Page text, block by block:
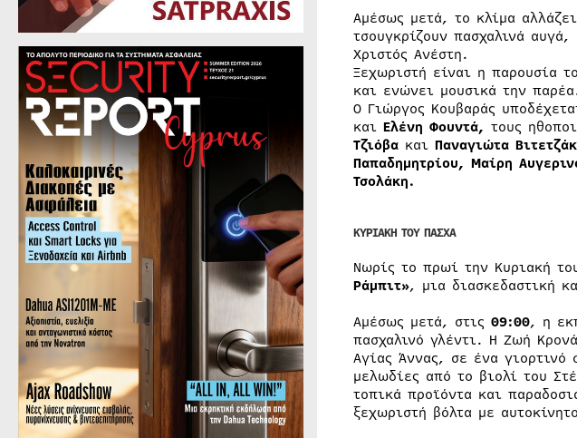
Αμέσως μετά, το κλίμα
τσουγκρίζουν πασχαλινά
Χριστός Ανέστη.
Ξεχωριστή είναι η παρουσία
και ενώνει μουσικά την
Ο Γιώργος Κουβαράς
καιΕλένη Φουντά, τους
Τζιόβα καιΠαναγιώτα
Παπαδημητρίου, Μαίρη
Τσολάκη.
ΚΥΡΙΑΚΗ ΤΟΥ ΠΑΣΧΑ
Νωρίς το πρωί την Κυριακή
Ράμπιτ», μια διασκεδαστική
Αμέσως μετά, στις 09:00, η
πασχαλινό γλέντι. Η Ζωή
Αγίας Άννας, σε ένα γιορτινό
μελωδίες από το βιολί του
τοπικά προϊόντα και
ξεχωριστή βόλτα με